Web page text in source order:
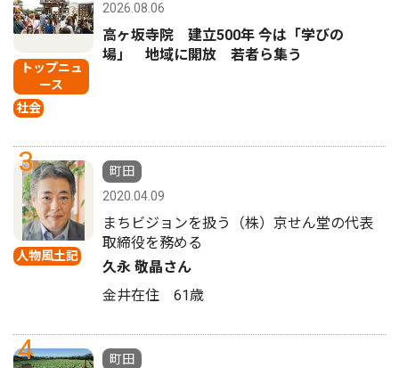
トップニュ
ース
社会
2026.08.06
高ヶ坂寺院 建立500年 今は「学びの
場」 地域に開放 若者ら集う
3
人物風土記
町田
2020.04.09
まちビジョンを扱う（株）京せん堂の代表
取締役を務める
久永 敬晶さん
金井在住 61歳
4
町田